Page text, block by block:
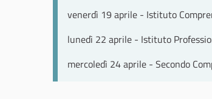
venerdì 19 aprile - Istituto
lunedì 22 aprile - Istituto
mercoledì 24 aprile - Secondo